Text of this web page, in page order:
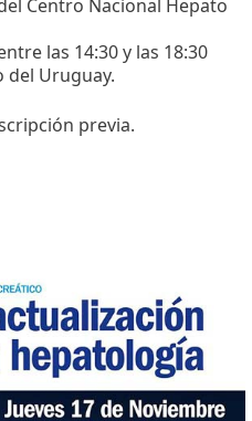
Centro Nacional Hepato
las 14:30 y las 18:30
del Uruguay.
previa.